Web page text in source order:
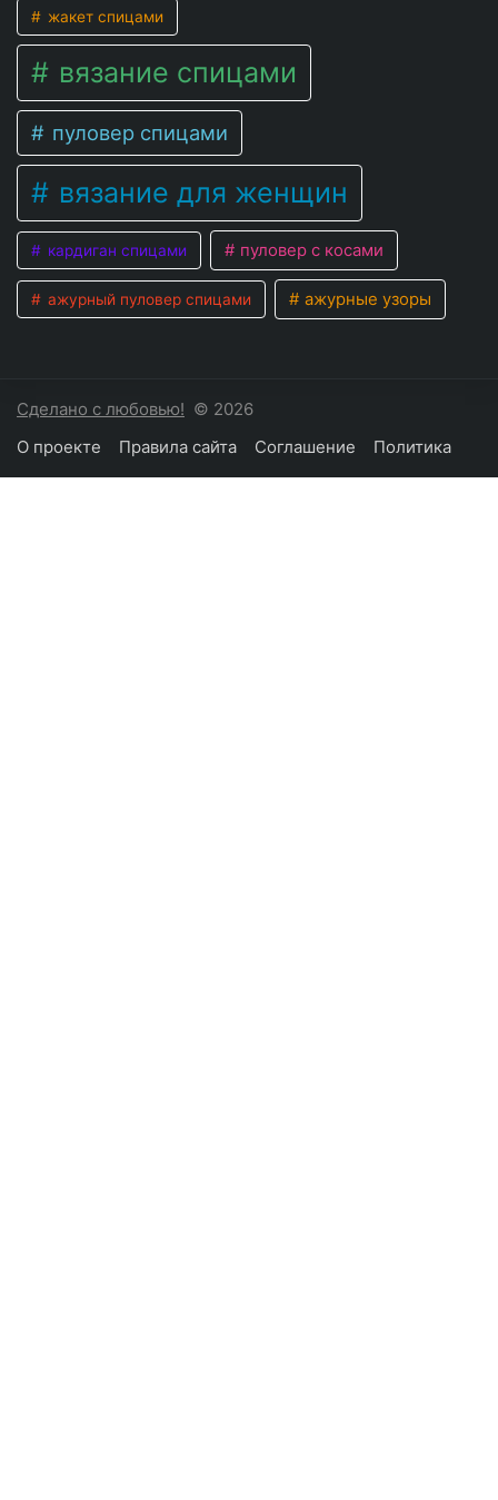
жакет спицами
вязание спицами
пуловер спицами
вязание для женщин
кардиган спицами пуловер с косами
ажурный пуловер спицами ажурные узоры
Сделано с любовью! © 2026
О проекте
Правила сайта Соглашение Политика